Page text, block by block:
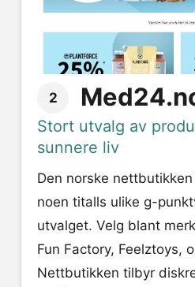
2
Stort utvalg av
sunnere liv
Den norske
noen titalls ulike g-
utvalget. Velg blant
Fun Factory, Feelztoys,
Nettbutikken tilbyr